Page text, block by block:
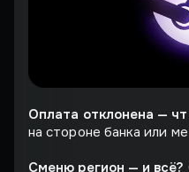
Оплата отклонена —
на стороне банка или
Сменю регион — и всё?